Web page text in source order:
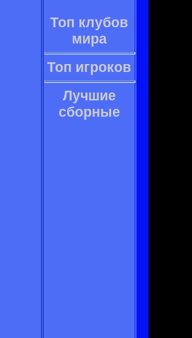
Топ клубов
мира
Топ игроков
Лучшие
сборные